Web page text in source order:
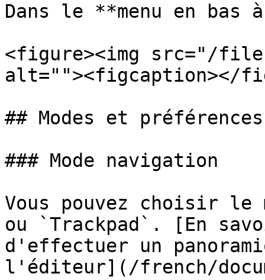
Dans le **menu en
<figure><img src="/
alt=""><figcaption></
## Modes et préférences
### Mode navigation
Vous pouvez choisir le
ou `Trackpad`. [En
d'effectuer un
l'éditeur](/french/